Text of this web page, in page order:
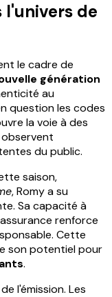
de
le cadre de
génération
au
question les codes
la voie à des
du public.
saison,
, Romy a su
Sa capacité à
renforce
Cette
son potentiel pour
.
l'émission. Les